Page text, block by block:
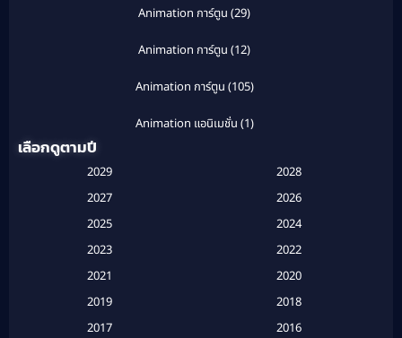
Animation การ์ตูน (29)
Animation การ์ตูน (12)
Animation การ์ตูน (105)
Animation แอนิเมชั่น (1)
Based on a True Story สร้างจากเรื่องจริง(2)
Based on a True Story เรื่องจริง (20)
เลือกดูตามปี
2029
2028
2027
2026
2025
2024
2023
2022
2021
2020
2019
2018
2017
2016